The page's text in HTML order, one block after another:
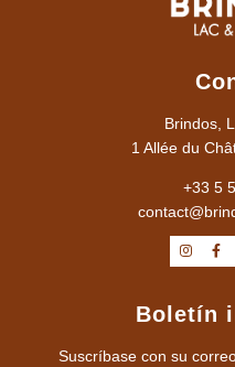
Brindos,
1 Allée du
+33 5
Boletín
Suscríbase con su